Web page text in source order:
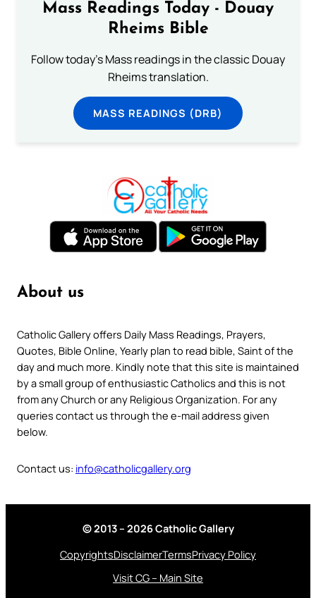
Mass Readings Today - Douay
Rheims Bible
Follow today's Mass readings in the classic Douay
Rheims translation.
MASS READINGS (DRB)
About us
Catholic Gallery offers Daily Mass Readings, Prayers,
Quotes, Bible Online, Yearly plan to read bible, Saint of the
day and much more. Kindly note that this site is maintained
by a small group of enthusiastic Catholics and this is not
from any Church or any Religious Organization. For any
queries contact us through the e-mail address given
below.
Contact us: info@catholicgallery.org
© 2013 – 2026 Catholic Gallery
CopyrightsDisclaimerTermsPrivacy Policy
Visit CG – Main Site